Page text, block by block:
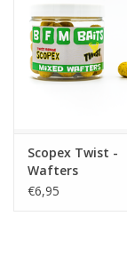
Bucket Deals
Bulk Deals
Nieuws
Scopex Twist -
Wafters
€6,95